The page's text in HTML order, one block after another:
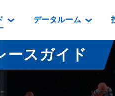
報
データルーム
映像コンテンツ
重賞競走
重賞競走
門別
門別競
ースガイド